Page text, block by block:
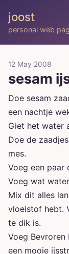
joost
personal web
12 May 2008
sesam
Doe sesam
een nachtje
Giet het water
Doe de
mes.
Voeg een paar
Voeg wat
Mix dit alles
vloeistof hebt.
te dik is.
Voeg
een mooie